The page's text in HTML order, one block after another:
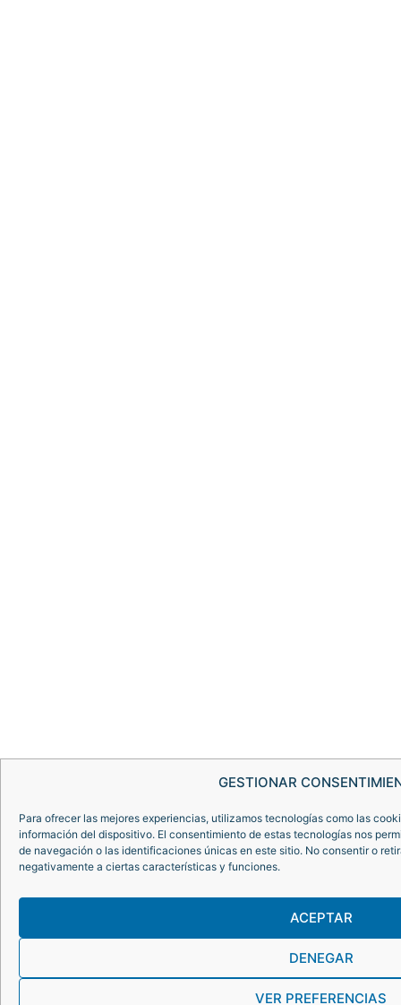
GESTIONAR
Para ofrecer las mejores experiencias, utilizamos tecnologías como las
información del dispositivo. El consentimiento de estas tecnologías nos
de navegación o las identificaciones únicas en este sitio. No consentir o
negativamente a ciertas características y funciones.
ACEPTAR
DENEGAR
VER PREFERENCIAS